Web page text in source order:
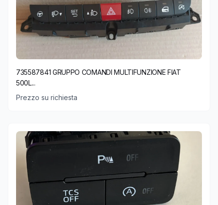
735587841 GRUPPO COMANDI MULTIFUNZIONE FIAT
500L...
Prezzo su richiesta